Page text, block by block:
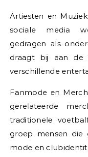
Artiesten en
sociale media
gedragen als
draagt bij aan de
verschillende
Fanmode en
gerelateerde
traditionele
groep mensen die
mode en